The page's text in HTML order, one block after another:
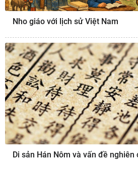
Nho giáo với lịch sử Việt Nam
Di sản Hán Nôm và vấn đề